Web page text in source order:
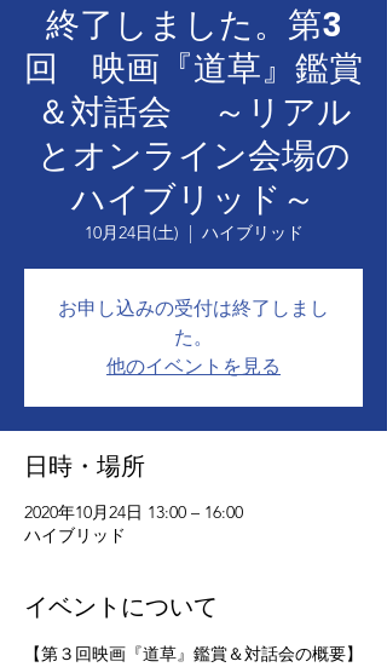
終了しました。第3
回 映画『道草』鑑賞
＆対話会 ～リアル
とオンライン会場の
ハイブリッド～
10月24日(土)
  |
ハイブリッド
お申し込みの受付は終了しまし
た。
他のイベントを見る
日時・場所
2020年10月24日 13:00 – 16:00
ハイブリッド
イベントについて
【第３回映画『道草』鑑賞＆対話会の概要】